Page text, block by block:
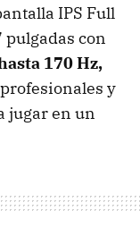
IPS Full
pulgadas con
170 Hz,
y
jugar en un